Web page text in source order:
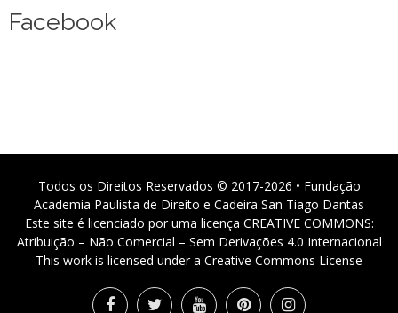
Facebook
Todos os Direitos Reservados © 2017-2026 • Fundação
Academia Paulista de Direito e Cadeira San Tiago Dantas
Este site é licenciado por uma licença CREATIVE COMMONS:
Atribuição – Não Comercial – Sem Derivações 4.0 Internacional
This work is licensed under a Creative Commons License